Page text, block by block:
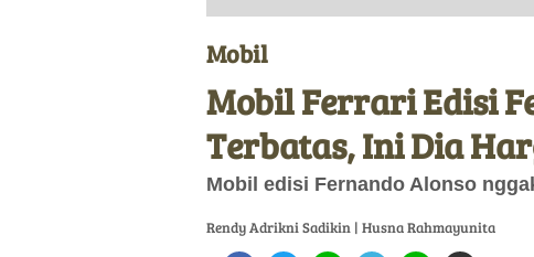
Mobil
Mobil Ferrari Edisi
Terbatas, Ini Dia
Mobil edisi Fernando Alonso
Rendy Adrikni Sadikin | Husna Rahmayunita